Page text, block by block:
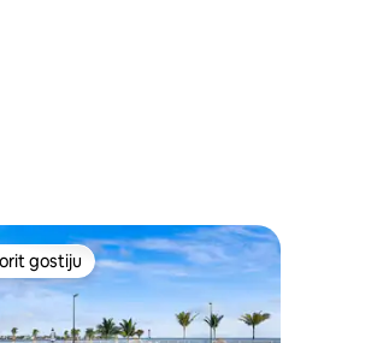
5, recenzija: 123
favorit gostiju
gostiju